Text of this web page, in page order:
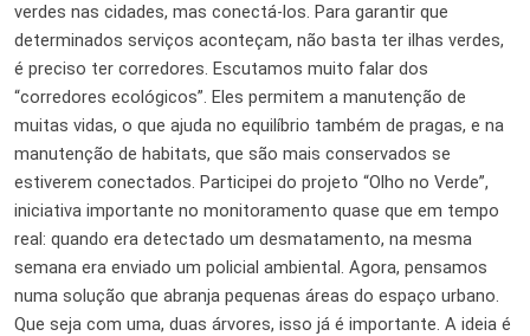
verdes nas cidades, mas conectá-los. Para garantir que
determinados serviços aconteçam, não basta ter ilhas verdes,
é preciso ter corredores. Escutamos muito falar dos
“corredores ecológicos”. Eles permitem a manutenção de
muitas vidas, o que ajuda no equilíbrio também de pragas, e na
manutenção de habitats, que são mais conservados se
estiverem conectados. Participei do projeto “Olho no Verde”,
iniciativa importante no monitoramento quase que em tempo
real: quando era detectado um desmatamento, na mesma
semana era enviado um policial ambiental. Agora, pensamos
numa solução que abranja pequenas áreas do espaço urbano.
Que seja com uma, duas árvores, isso já é importante. A ideia é